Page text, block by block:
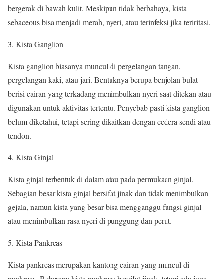
bergerak di bawah kulit. Meskipun tidak berbahaya, kista
sebaceous bisa menjadi merah, nyeri, atau terinfeksi jika teriritasi.
Kista Ganglion
Kista ganglion biasanya muncul di pergelangan tangan,
pergelangan kaki, atau jari. Bentuknya berupa benjolan bulat
berisi cairan yang terkadang menimbulkan nyeri saat ditekan atau
digunakan untuk aktivitas tertentu. Penyebab pasti kista ganglion
belum diketahui, tetapi sering dikaitkan dengan cedera sendi atau
tendon.
Kista Ginjal
Kista ginjal terbentuk di dalam atau pada permukaan ginjal.
Sebagian besar kista ginjal bersifat jinak dan tidak menimbulkan
gejala, namun kista yang besar bisa mengganggu fungsi ginjal
atau menimbulkan rasa nyeri di punggung dan perut.
Kista Pankreas
Kista pankreas merupakan kantong cairan yang muncul di